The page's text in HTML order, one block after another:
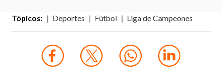
Tópicos: Deportes Fútbol Liga de Campeones